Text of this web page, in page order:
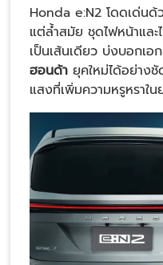
Honda e:N2 โดดเด่นด้
แต่ล้ำสมัย ชุดไฟหน้าแล
เป็นเส้นเดียว บ่งบอกเ
ฮอนด้า ยุคใหม่ได้อย่าง
แสงที่เพิ่มความหรูหราใน